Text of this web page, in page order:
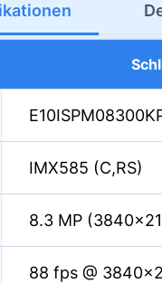
IMX585 (C,RS)
8.3 MP
88 fps @